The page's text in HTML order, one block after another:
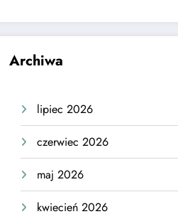
Archiwa
lipiec 2026
czerwiec 2026
maj 2026
kwiecień 2026